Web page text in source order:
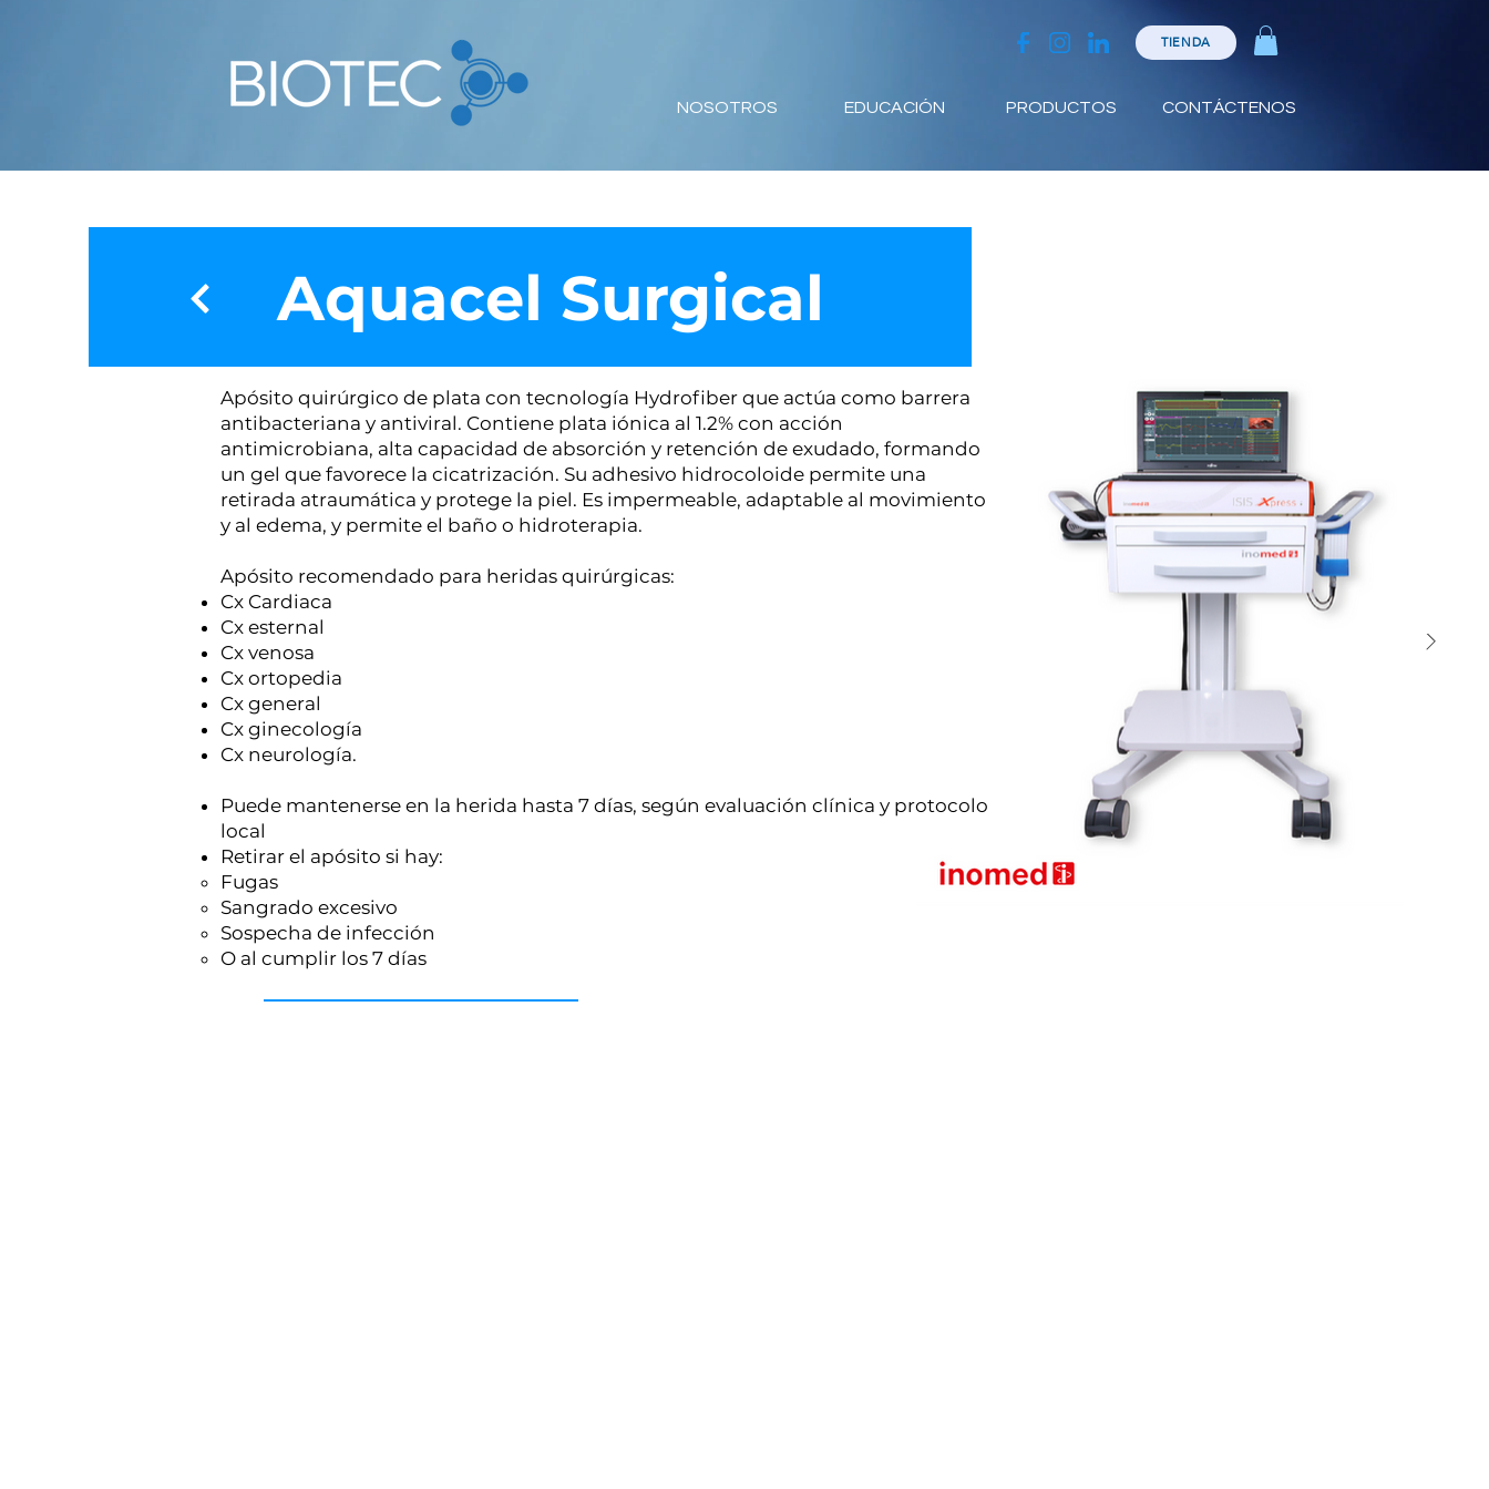
TIENDA
CONTÁCTENOS
PRODUCTOS
EDUCACIÓN
NOSOTROS
Aquacel Surgical
Apósito quirúrgico de plata con tecnología Hydrofiber que actúa como barrera
antibacteriana y antiviral. Contiene plata iónica al 1.2% con acción
antimicrobiana, alta capacidad de absorción y retención de exudado, formando
un gel que favorece la cicatrización. Su adhesivo hidrocoloide permite una
retirada atraumática y protege la piel. Es impermeable, adaptable al movimiento
y al edema, y permite el baño o hidroterapia.
Apósito recomendado para heridas quirúrgicas:
Cx Cardiaca
Cx esternal
Cx venosa
Cx ortopedia
Cx general
Cx ginecología
Cx neurología.
Puede mantenerse en la herida hasta 7 días, según evaluación clínica y protocolo
local
Retirar el apósito si hay:
Fugas
Sangrado excesivo
Sospecha de infección
O al cumplir los 7 días